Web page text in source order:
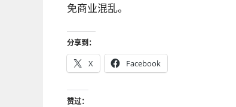
免商业混乱。
分享到：
X Facebook
赞过：